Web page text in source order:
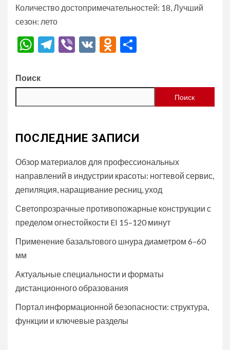
Количество достопримечательностей: 18, Лучший
сезон: лето
WhatsApp
Telegram
Viber
VK Odnoklassniki
Поиск
Поиск
ПОСЛЕДНИЕ ЗАПИСИ
Обзор материалов для профессиональных
направлений в индустрии красоты: ногтевой сервис,
депиляция, наращивание ресниц, уход
Светопрозрачные противопожарные конструкции с
пределом огнестойкости EI 15–120 минут
Применение базальтового шнура диаметром 6–60
мм
Актуальные специальности и форматы
дистанционного образования
Портал информационной безопасности: структура,
функции и ключевые разделы